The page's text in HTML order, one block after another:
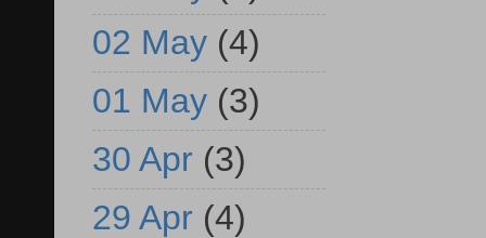
02 May (4)
01 May (3)
30 Apr (3)
29 Apr (4)